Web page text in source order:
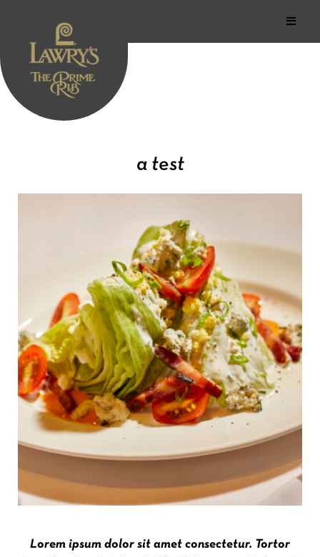
a test
Lorem ipsum dolor sit amet consectetur. Tortor